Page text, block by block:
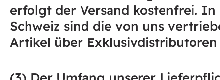
erfolgt der Versand kostenfrei. In
Schweiz sind die von uns
Artikel über